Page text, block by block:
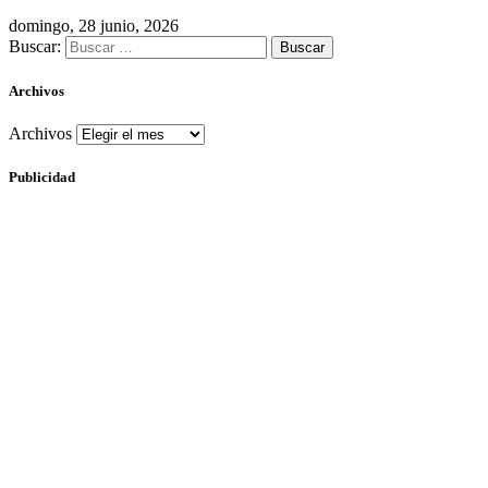
domingo, 28 junio, 2026
Buscar:
Archivos
Archivos
Publicidad